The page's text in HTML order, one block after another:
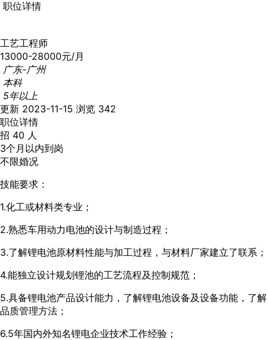
职位详情
工艺工程师
13000-28000元/月
广东-广州
本科
5年以上
更新 2023-11-15 浏览 342
职位详情
招 40 人
3个月以内到岗
不限婚况
技能要求：
1.化工或材料类专业；
2.熟悉车用动力电池的设计与制造过程；
3.了解锂电池原材料性能与加工过程，与材料厂家建立了联系；
4.能独立设计规划锂池的工艺流程及控制规范；
5.具备锂电池产品设计能力，了解锂电池设备及设备功能，了解
品质管理方法；
6.5年国内外知名锂电企业技术工作经验；